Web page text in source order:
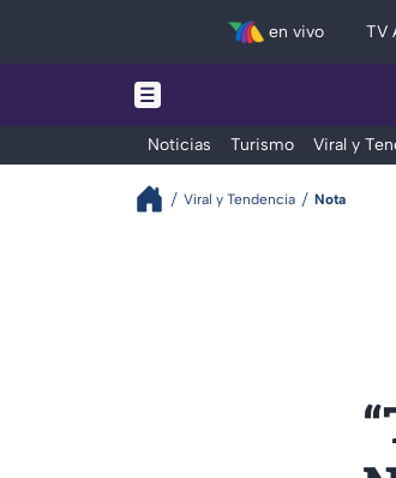
en vivo TV
Noticias Turismo Viral y
Viral y Tendencia Nota